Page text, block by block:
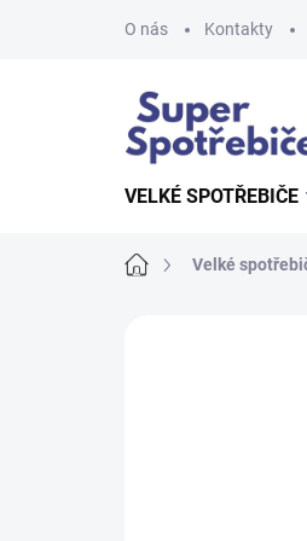
O nás Kontakty
VELKÉ SPOTŘEBIČE
Domů Velké